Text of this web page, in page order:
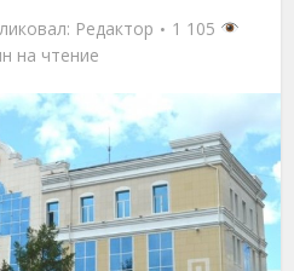
Редактор
1 105
на чтение